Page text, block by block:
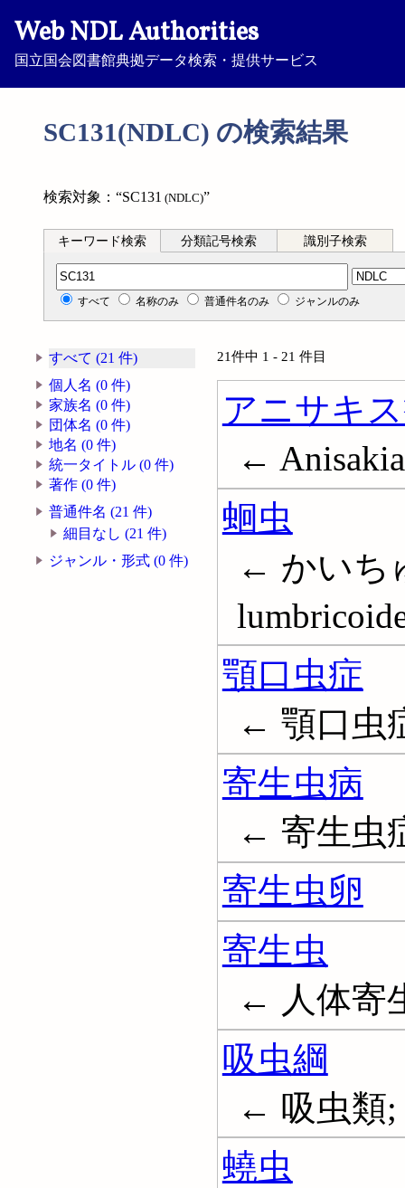
Web NDL Authorities
国立国会図書館典拠データ検索・提供サービス
SC131(NDLC) の検索結果
検索対象：“SC131 (NDLC)”
キーワード検索 分類記号検索 識別子検索
分類記号検索
すべて 名称のみ 普通件名のみ ジャンルのみ
すべて (21 件)
個人名 (0 件)
家族名 (0 件)
団体名 (0 件)
地名 (0 件)
統一タイトル (0 件)
著作 (0 件)
普通件名 (21 件)
細目なし (21 件)
ジャンル・形式 (0 件)
21件中 1 - 21 件目
アニサキ
←
蛔虫
← かいち
顎口虫症
← 顎口虫
寄生虫病
← 寄生虫
寄生虫卵
寄生虫
← 人体寄
吸虫綱
← 吸虫類;
蟯虫